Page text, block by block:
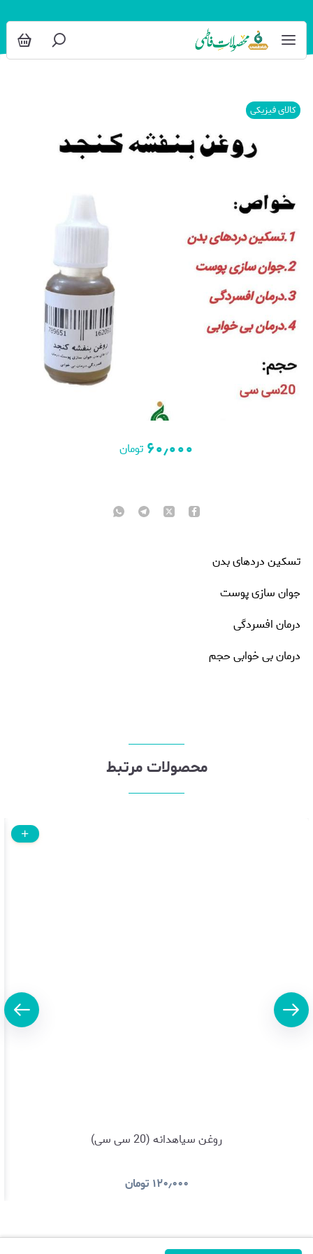
کالای فیزیکی
۶۰٫۰۰۰ تومان
تسکین دردهای بدن
جوان سازی پوست
درمان افسردگی
درمان بی خوابی حجم
محصولات مرتبط
روغن سیاهدانه (20 سی سی)
۱۲۰٫۰۰۰ تومان